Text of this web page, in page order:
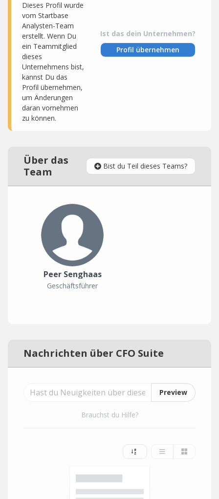
Dieses Profil wurde
vom Startbase
Analysten-Team
erstellt. Wenn Du
ein Teammitglied
dieses
Unternehmens bist,
kannst Du das
Profil übernehmen,
um Änderungen
daran vornehmen
zu können.
Ist das dein Unternehmen?
Profil übernehmen
Über das
Team
Bist du Teil dieses Teams?
Peer Senghaas
Geschäftsführer
Nachrichten über CFO Suite
Preview
Brauchst du Hilfe?